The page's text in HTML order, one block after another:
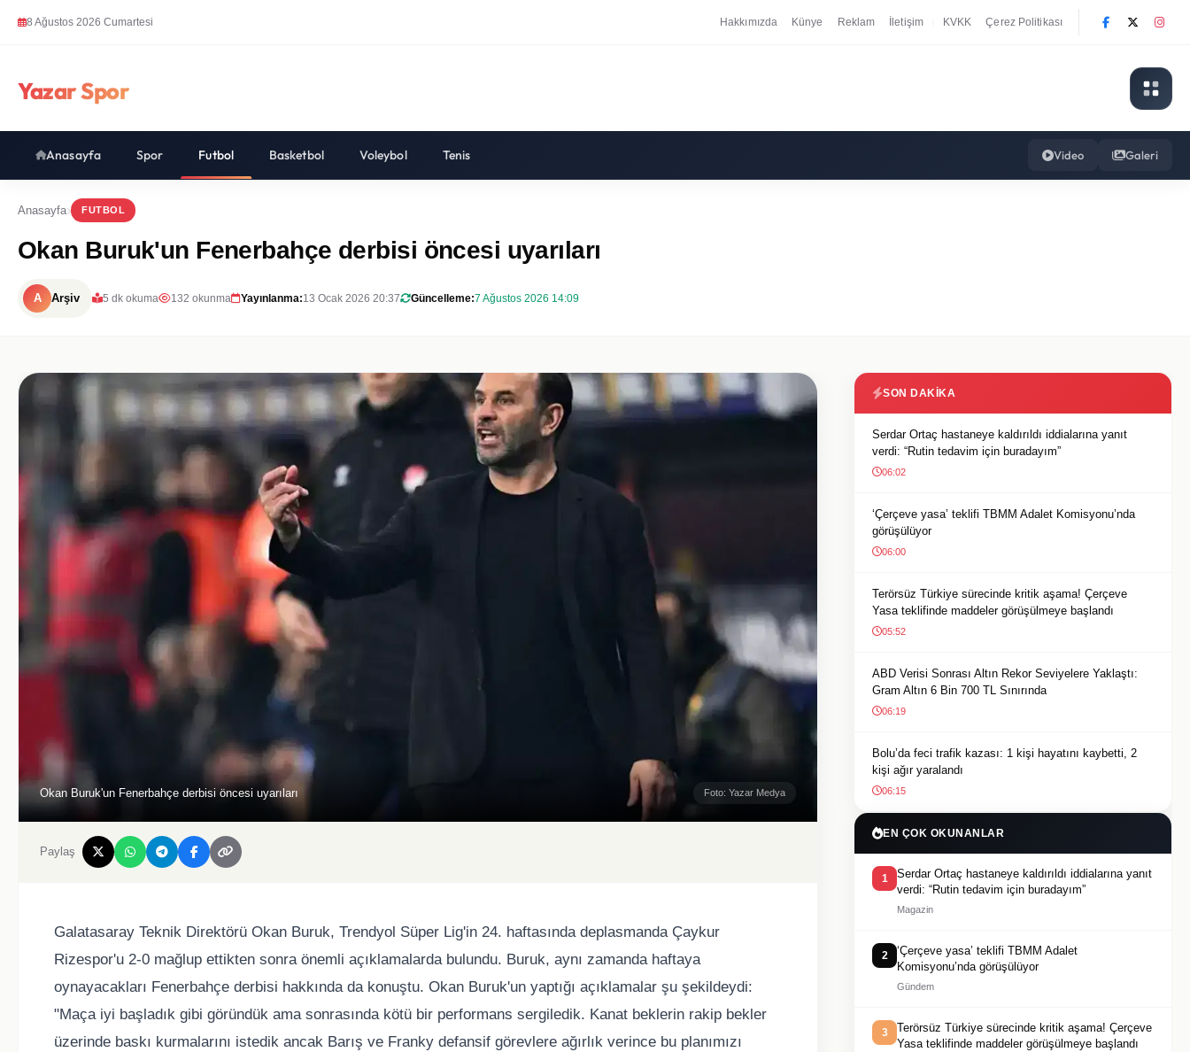
8 Ağustos 2026 Cumartesi Hakkımızda Künye Reklam İletişim KVKK Çerez Politikası
Yazar Spor
Anasayfa Spor Futbol Basketbol Voleybol Tenis Video Galeri
Anasayfa FUTBOL
Okan Buruk'un Fenerbahçe derbisi öncesi uyarıları
A Arşiv 5 dk okuma 132 okunma Yayınlanma:13 Ocak 2026 20:37 Güncelleme:7 Ağustos 2026 14:09
Okan Buruk'un Fenerbahçe derbisi öncesi uyarıları Foto: Yazar Medya
Paylaş
Galatasaray Teknik Direktörü Okan Buruk, Trendyol Süper Lig'in 24. haftasında deplasmanda Çaykur
Rizespor'u 2-0 mağlup ettikten sonra önemli açıklamalarda bulundu. Buruk, aynı zamanda haftaya
oynayacakları Fenerbahçe derbisi hakkında da konuştu. Okan Buruk'un yaptığı açıklamalar şu şekildeydi:
"Maça iyi başladık gibi göründük ama sonrasında kötü bir performans sergiledik. Kanat beklerin rakip bekler
üzerinde baskı kurmalarını istedik ancak Barış ve Franky defansif görevlere ağırlık verince bu planımızı
SON DAKIKA
Serdar Ortaç hastaneye kaldırıldı iddialarına yanıt
verdi: “Rutin tedavim için buradayım”
06:02
‘Çerçeve yasa’ teklifi TBMM Adalet Komisyonu’nda
görüşülüyor
06:00
Terörsüz Türkiye sürecinde kritik aşama! Çerçeve
Yasa teklifinde maddeler görüşülmeye başlandı
05:52
ABD Verisi Sonrası Altın Rekor Seviyelere Yaklaştı:
Gram Altın 6 Bin 700 TL Sınırında
06:19
Bolu’da feci trafik kazası: 1 kişi hayatını kaybetti, 2
kişi ağır yaralandı
06:15
EN ÇOK OKUNANLAR
1
Serdar Ortaç hastaneye kaldırıldı iddialarına yanıt
verdi: “Rutin tedavim için buradayım”
Magazin
2
‘Çerçeve yasa’ teklifi TBMM Adalet
Komisyonu’nda görüşülüyor
Gündem
3
Terörsüz Türkiye sürecinde kritik aşama! Çerçeve
Yasa teklifinde maddeler görüşülmeye başlandı